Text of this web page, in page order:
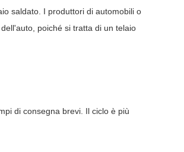
saldato. I produttori di automobili o
poiché si tratta di un telaio
di consegna brevi. Il ciclo è più